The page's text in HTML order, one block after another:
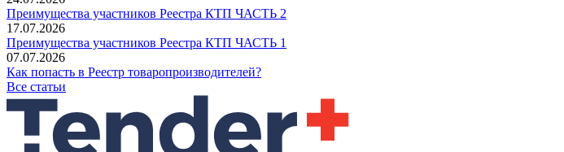
Преимущества участников Реестра КТП ЧАСТЬ 2
17.07.2026
Преимущества участников Реестра КТП ЧАСТЬ 1
07.07.2026
Как попасть в Реестр товаропроизводителей?
Все статьи